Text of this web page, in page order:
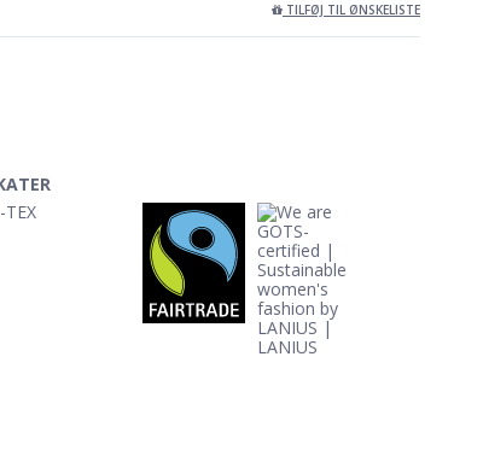
TILFØJ TIL ØNSKELISTE